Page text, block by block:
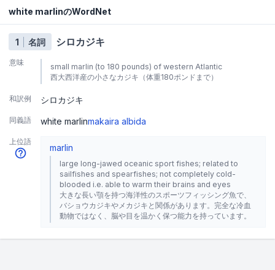
white marlinのWordNet
1 名詞 シロカジキ
意味
small marlin (to 180 pounds) of western Atlantic
西大西洋産の小さなカジキ（体重180ポンドまで）
和訳例 シロカジキ
同義語 white marlinmakaira albida
上位語
marlin
large long-jawed oceanic sport fishes; related to
sailfishes and spearfishes; not completely cold-
blooded i.e. able to warm their brains and eyes
大きな長い顎を持つ海洋性のスポーツフィッシング魚で、
バショウカジキやメカジキと関係があります。完全な冷血
動物ではなく、脳や目を温かく保つ能力を持っています。